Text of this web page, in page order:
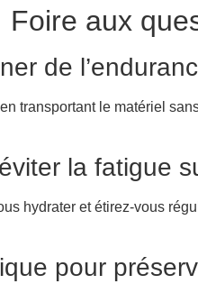
Foire aux
de
transportant le matériel
la fatigue
hydrater et étirez-vous
pour